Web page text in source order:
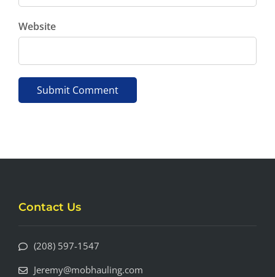
Website
Contact Us
(208) 597-1547
Jeremy@mobhauling.com